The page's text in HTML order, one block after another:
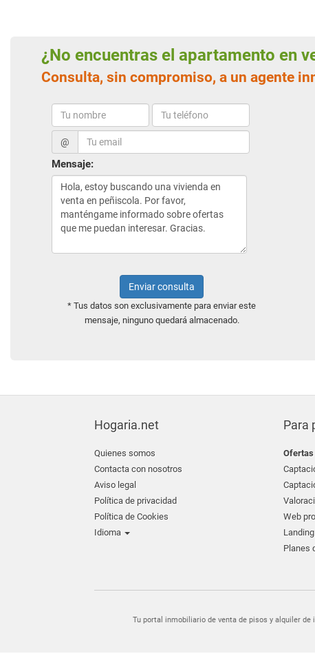
¿No encuentras el apartamento en
Consulta, sin compromiso, a un agente
@
Mensaje:
Enviar consulta
* Tus datos son exclusivamente para enviar este
mensaje, ninguno quedará almacenado.
Hogaria.net
Quienes somos
Contacta con nosotros
Aviso legal
Política de privacidad
Política de Cookies
Idioma
Para
Ofertas
Web
Planes
Tu portal inmobiliario de venta de pisos y alquiler